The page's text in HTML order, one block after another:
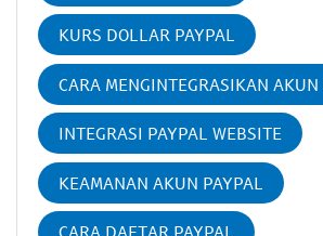
KURS DOLLAR PAYPAL
CARA MENGINTEGRASIKAN AKUN
INTEGRASI PAYPAL WEBSITE
KEAMANAN AKUN PAYPAL